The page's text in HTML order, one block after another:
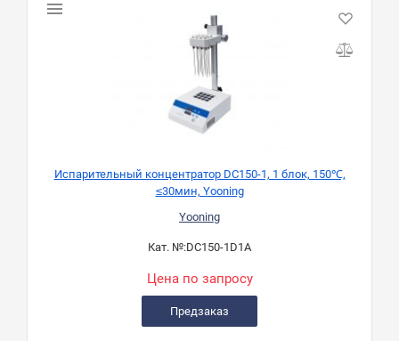
Испарительный концентратор DC150-1, 1 блок, 150℃,
≤30мин, Yooning
Yooning
Кат. №:DC150-1D1A
Цена по запросу
Предзаказ